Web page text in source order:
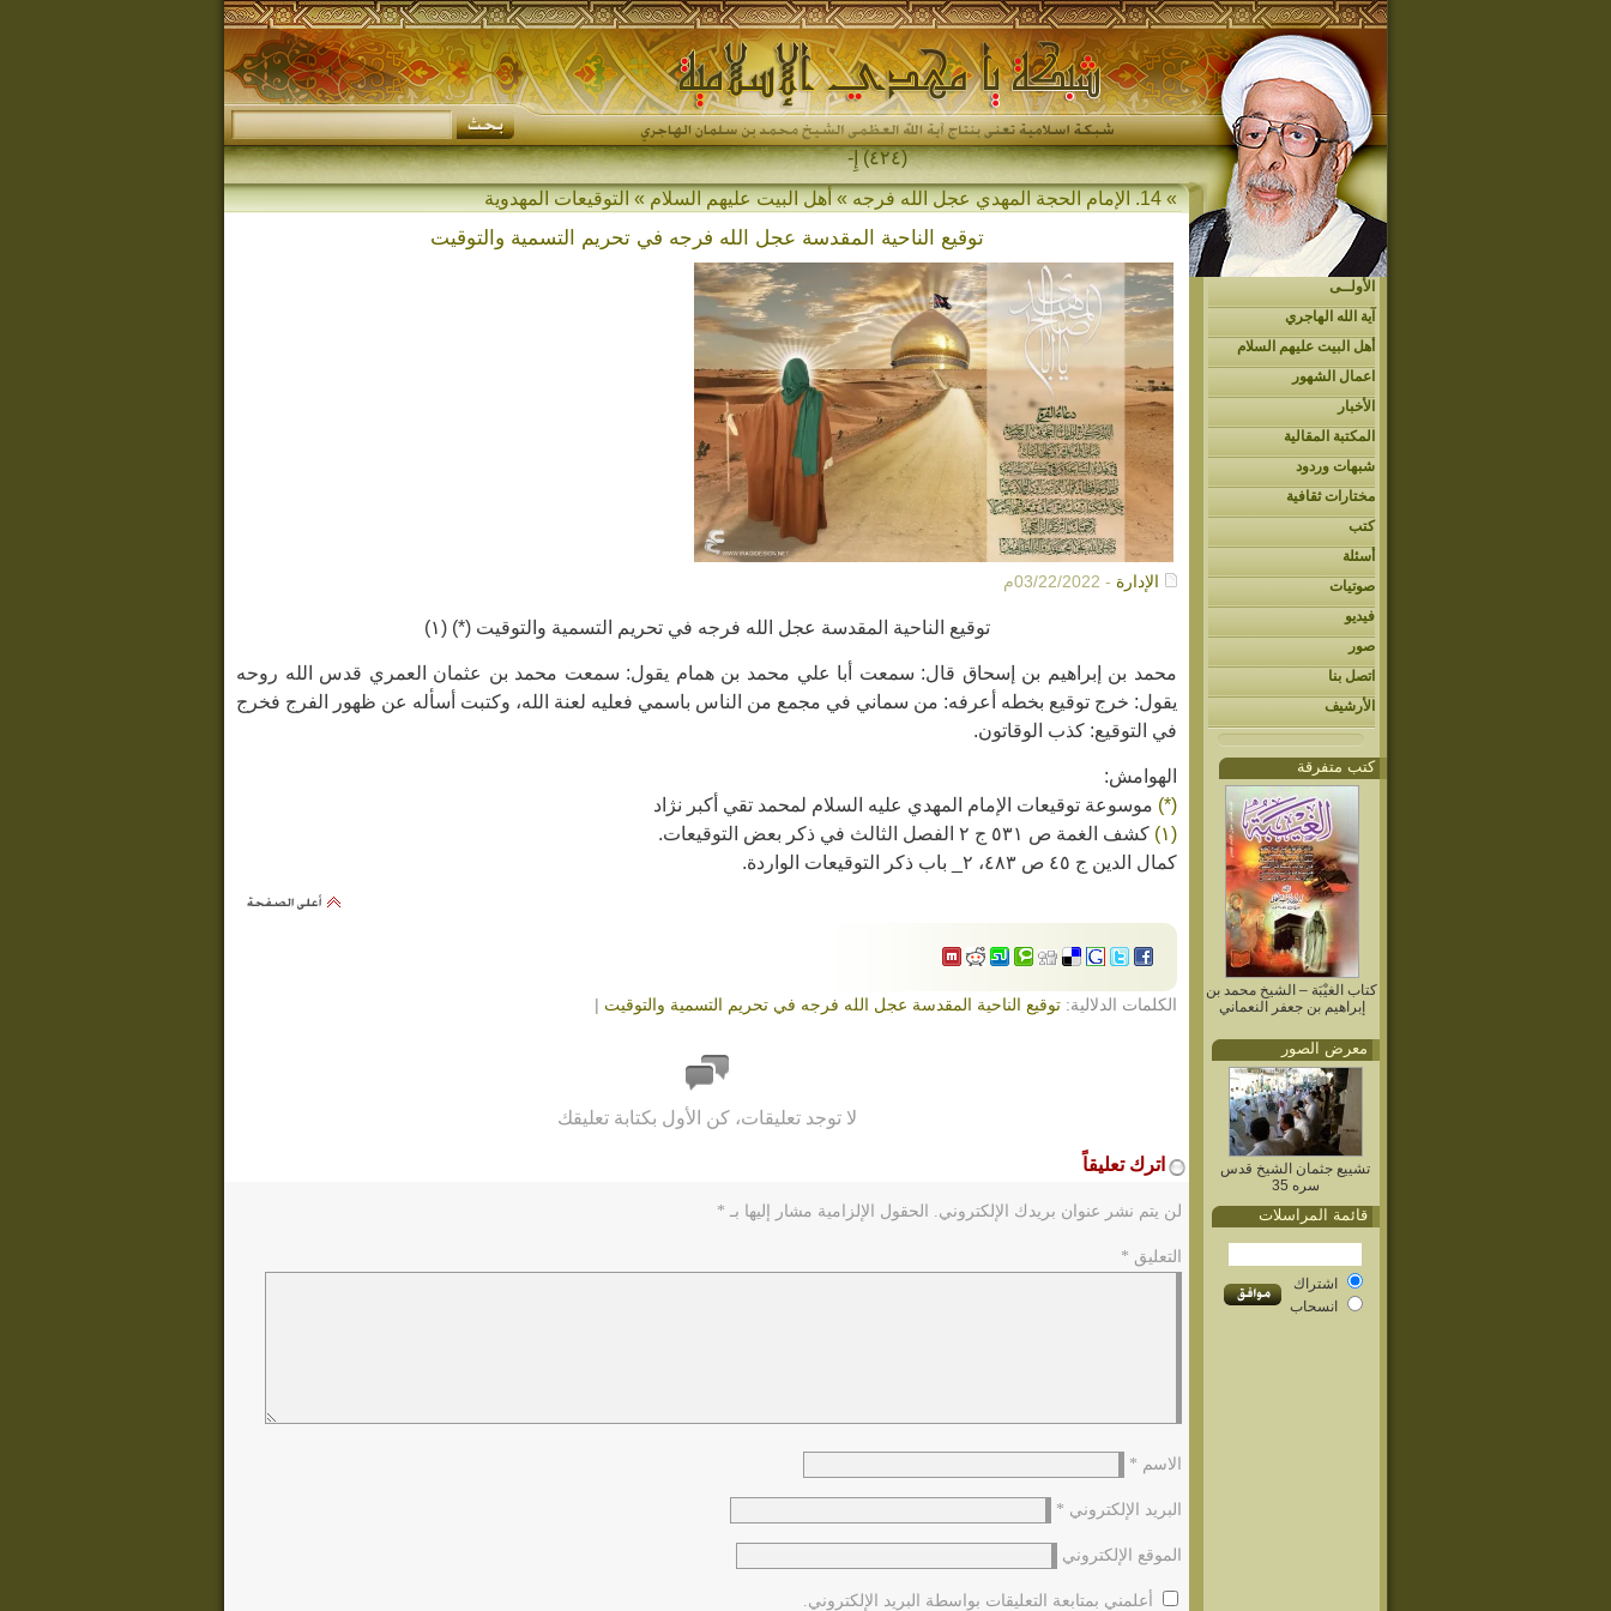
(٤٢٤) إِذَا قَامَ_
الأولــى
آية الله الهاجري
أهل البيت عليهم السلام
اعمال الشهور
الأخبار
المكتبة المقالية
شبهات وردود
مختارات ثقافية
كتب
أسئلة
صوتيات
فيديو
صور
اتصل بنا
الأرشيف
كتب متفرقة
كتاب الغيْبَة – الشيخ محمد بن
إبراهيم بن جعفر النعماني
معرض الصور
تشييع جثمان الشيخ قدس
سره 35
قائمة المراسلات
اشتراك
انسحاب
» 14. الإمام الحجة المهدي عجل الله فرجه » أهل البيت عليهم السلام » التوقيعات المهدوية
توقيع الناحية المقدسة عجل الله فرجه في تحريم التسمية والتوقيت
الإدارة - 03/22/2022م
توقيع الناحية المقدسة عجل الله فرجه في تحريم التسمية والتوقيت (*) (١)
محمد بن إبراهيم بن إسحاق قال: سمعت أبا علي محمد بن همام يقول: سمعت محمد بن عثمان العمري قدس الله روحه
يقول: خرج توقيع بخطه أعرفه: من سماني في مجمع من الناس باسمي فعليه لعنة الله، وكتبت أسأله عن ظهور الفرج فخرج
في التوقيع: كذب الوقاتون.
الهوامش:
(*) موسوعة توقيعات الإمام المهدي عليه السلام لمحمد تقي أكبر نژاد
(١)
كشف الغمة ص ٥٣١ ج ٢ الفصل الثالث في ذكر بعض التوقيعات.
كمال الدين ج ٤٥ ص ٤٨٣، ٢_ باب ذكر التوقيعات الواردة.
الكلمات الدلالية: توقيع الناحية المقدسة عجل الله فرجه في تحريم التسمية والتوقيت |
لا توجد تعليقات، كن الأول بكتابة تعليقك
اترك تعليقاً
لن يتم نشر عنوان بريدك الإلكتروني. الحقول الإلزامية مشار إليها بـ *
التعليق *
الاسم *
البريد الإلكتروني *
الموقع الإلكتروني
أعلمني بمتابعة التعليقات بواسطة البريد الإلكتروني.